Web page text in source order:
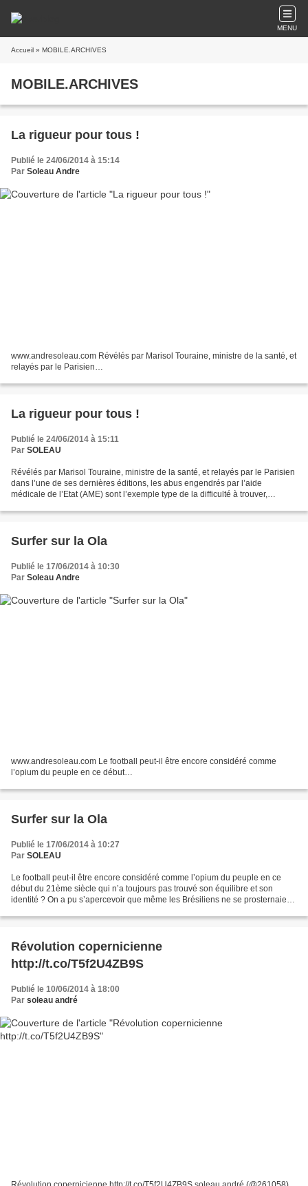
MENU
Accueil » MOBILE.ARCHIVES
MOBILE.ARCHIVES
La rigueur pour tous !
Publié le 24/06/2014 à 15:14
Par Soleau Andre
www.andresoleau.com Révélés par Marisol Touraine, ministre de la santé, et
relayés par le Parisien…
La rigueur pour tous !
Publié le 24/06/2014 à 15:11
Par SOLEAU
Révélés par Marisol Touraine, ministre de la santé, et relayés par le Parisien
dans l’une de ses dernières éditions, les abus engendrés par l’aide
médicale de l’Etat (AME) sont l’exemple type de la difficulté à trouver,
Surfer sur la Ola
Publié le 17/06/2014 à 10:30
Par Soleau Andre
www.andresoleau.com Le football peut-il être encore considéré comme
l’opium du peuple en ce début…
Surfer sur la Ola
Publié le 17/06/2014 à 10:27
Par SOLEAU
Le football peut-il être encore considéré comme l’opium du peuple en ce
début du 21ème siècle qui n’a toujours pas trouvé son équilibre et son
identité ? On a pu s’apercevoir que même les Brésiliens ne se prosternaient
Révolution copernicienne
http://t.co/T5f2U4ZB9S
Publié le 10/06/2014 à 18:00
Par soleau andré